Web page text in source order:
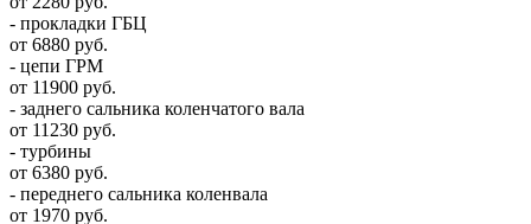
- прокладки ГБЦ
от 6880 руб.
- цепи ГРМ
от 11900 руб.
- заднего сальника коленчатого вала
от 11230 руб.
- турбины
от 6380 руб.
- переднего сальника коленвала
от 1970 руб.